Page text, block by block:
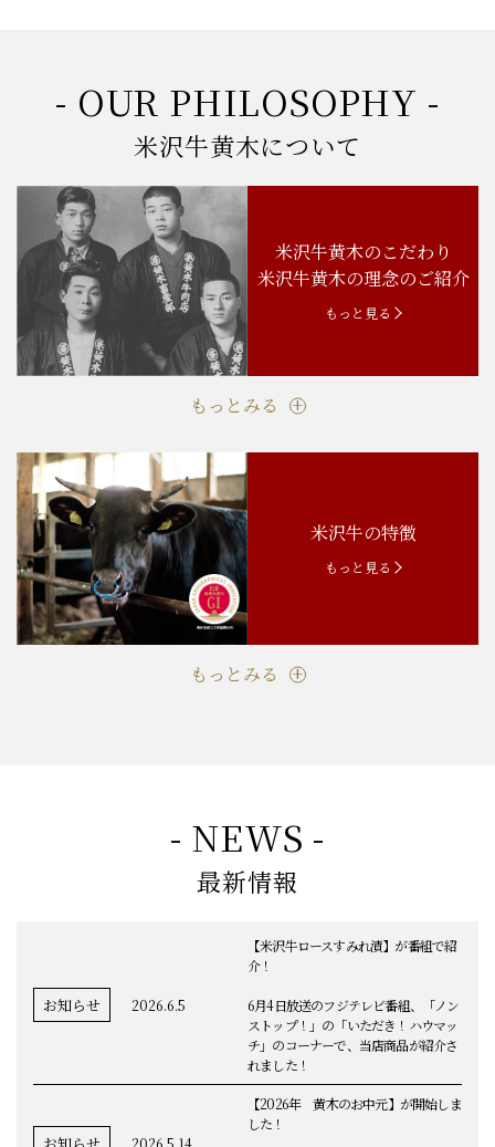
- OUR PHILOSOPHY -
米沢牛黄木について
米沢牛黄木のこだわり
米沢牛黄木の理念のご紹介
もっと見る
もっとみる
米沢牛の特徴
もっと見る
もっとみる
- NEWS -
最新情報
お知らせ 2026.6.5
【米沢牛ロースすみれ漬】が番組で紹
介！
6月4日放送のフジテレビ番組、「ノン
ストップ！」の「いただき！ハウマッ
チ」のコーナーで、当店商品が紹介さ
れました！
2026.5.14
【2026年 黄木のお中元】が開始しま
した！